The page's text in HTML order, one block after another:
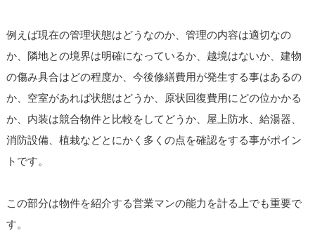
例えば現在の管理状態はどうなのか、管理の内容は適切なの
か、隣地との境界は明確になっているか、越境はないか、建物
の傷み具合はどの程度か、今後修繕費用が発生する事はあるの
か、空室があれば状態はどうか、原状回復費用にどの位かかる
か、内装は競合物件と比較をしてどうか、屋上防水、給湯器、
消防設備、植栽などとにかく多くの点を確認をする事がポイン
トです。
この部分は物件を紹介する営業マンの能力を計る上でも重要で
す。